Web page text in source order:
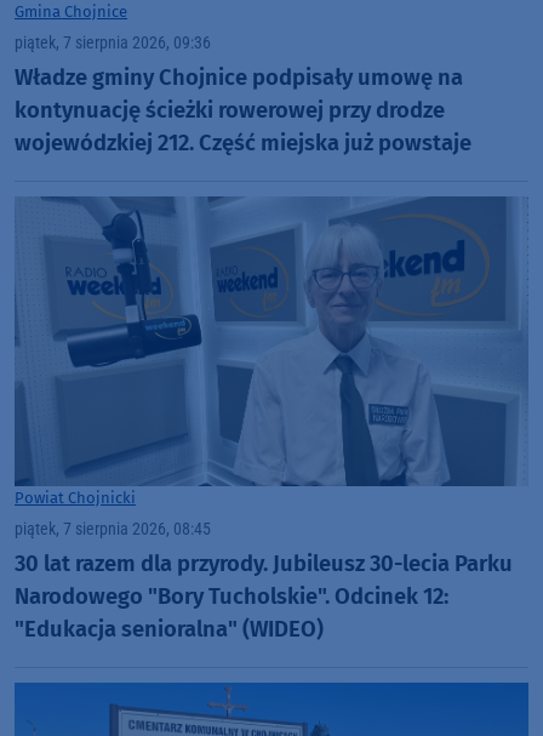
Gmina Chojnice
piątek, 7 sierpnia 2026, 09:36
Władze gminy Chojnice podpisały umowę na
kontynuację ścieżki rowerowej przy drodze
wojewódzkiej 212. Część miejska już powstaje
Powiat Chojnicki
piątek, 7 sierpnia 2026, 08:45
30 lat razem dla przyrody. Jubileusz 30-lecia Parku
Narodowego "Bory Tucholskie". Odcinek 12:
"Edukacja senioralna" (WIDEO)